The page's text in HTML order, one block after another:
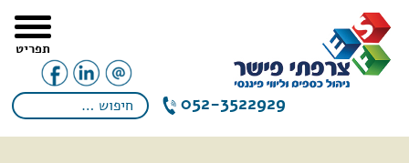
052-3522929
תפריט